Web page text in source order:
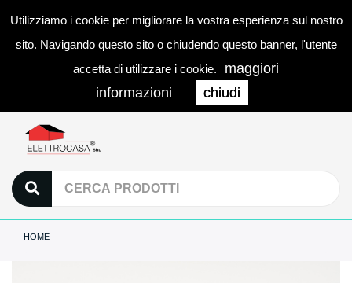
Utilizziamo i cookie per migliorare la vostra esperienza sul nostro
sito. Navigando questo sito o chiudendo questo banner, l'utente
accetta di utilizzare i cookie.
maggiori
informazioni
chiudi
0
HOME